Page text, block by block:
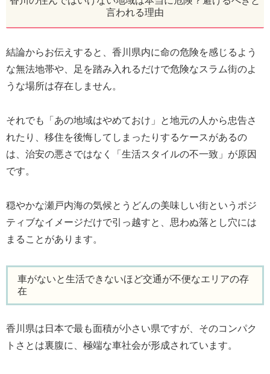
言われる理由
結論からお伝えすると、香川県内に命の危険を感じるよう
な無法地帯や、足を踏み入れるだけで危険なスラム街のよ
うな場所は存在しません。
それでも「あの地域はやめておけ」と地元の人から忠告さ
れたり、移住を後悔してしまったりするケースがあるの
は、治安の悪さではなく「生活スタイルの不一致」が原因
です。
穏やかな瀬戸内海の気候とうどんの美味しい街というポジ
ティブなイメージだけで引っ越すと、思わぬ落とし穴には
まることがあります。
車がないと生活できないほど交通が不便なエリアの存
在
香川県は日本で最も面積が小さい県ですが、そのコンパク
トさとは裏腹に、極端な車社会が形成されています。